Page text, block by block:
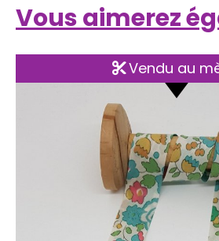
Vous aimerez